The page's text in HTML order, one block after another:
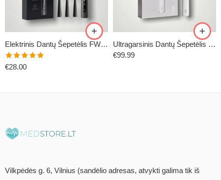
Elektrinis Dantų Šepetėlis FW-507
Įvertinimas:
5.00iš 5
€28.00
Ultragarsinis Dantų Šepetėlis Oclean X-Pro
€99.99
Vilkpėdės g. 6, Vilnius (sandėlio adresas, atvykti galima tik iš